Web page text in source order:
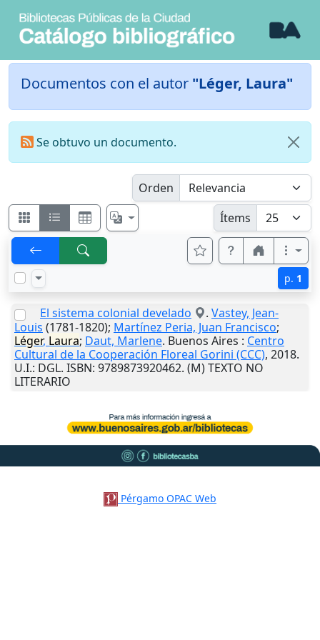
Documentos con el autor "Léger, Laura"
Se obtuvo un documento.
Orden
Ítems
p. 1
El sistema colonial develado . Vastey, Jean-
Louis (1781-1820); Martínez Peria, Juan Francisco;
Léger, Laura; Daut, Marlene. Buenos Aires : Centro
Cultural de la Cooperación Floreal Gorini (CCC), 2018.
U.I.: DGL. ISBN: 9789873920462. (M) TEXTO NO
LITERARIO
Pérgamo OPAC Web